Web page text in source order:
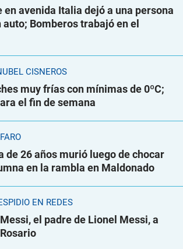
avenida Italia dejó a una persona
Bomberos trabajó en el
CISNEROS
muy frías con mínimas de 0ºC;
el fin de semana
de 26 años murió luego de chocar
en la rambla en Maldonado
EN REDES
el padre de Lionel Messi, a